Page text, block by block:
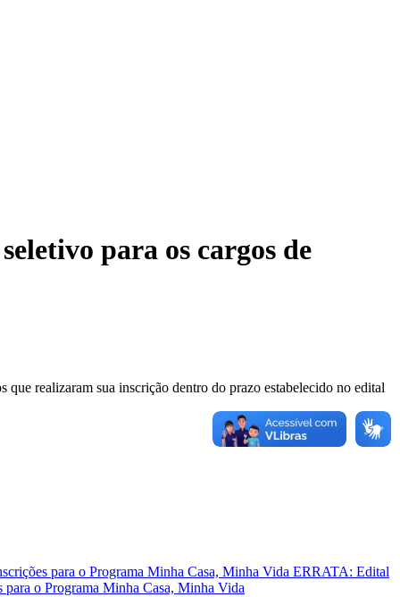
para os cargos de
realizaram sua inscrição dentro do prazo estabelecido no edital
ERRATA: Edital
para o Programa Minha Casa, Minha Vida